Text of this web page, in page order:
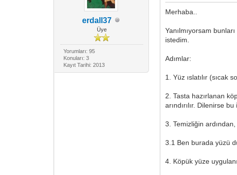
erdall37
Üye
Yorumları: 95
Konuları: 3
Kayıt Tarihi: 2013
Merhaba..
Yanılmıyorsam
istedim.
Adımlar:
1. Yüz ıslatılır (sıcak
2. Tasta hazırlanan
arındırılır. Dilenirse
3. Temizliğin
3.1 Ben burada yüzü
4. Köpük yüze